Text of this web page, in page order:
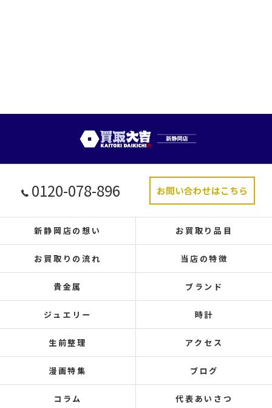
0120-078-896 お問い合わせはこちら
新静岡店の想い お買取り品目
お買取りの流れ 当店の特徴
貴金属 ブランド
ジュエリー 時計
生前整理 アクセス
漫画特集 ブログ
コラム 代表あいさつ